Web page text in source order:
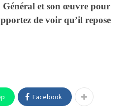
Général et son œuvre pour
de voir qu’il repose
Facebook